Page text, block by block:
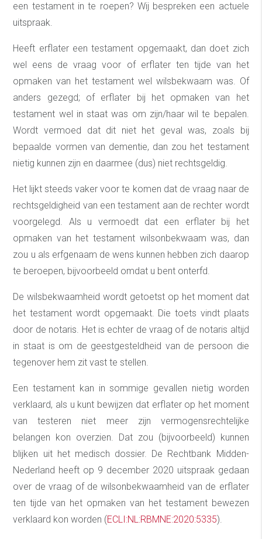
een testament in te roepen? Wij bespreken een actuele
uitspraak.
Heeft erflater een testament opgemaakt, dan doet zich
wel eens de vraag voor of erflater ten tijde van het
opmaken van het testament wel wilsbekwaam was. Of
anders gezegd; of erflater bij het opmaken van het
testament wel in staat was om zijn/haar wil te bepalen.
Wordt vermoed dat dit niet het geval was, zoals bij
bepaalde vormen van dementie, dan zou het testament
nietig kunnen zijn en daarmee (dus) niet rechtsgeldig.
Het lijkt steeds vaker voor te komen dat de vraag naar de
rechtsgeldigheid van een testament aan de rechter wordt
voorgelegd. Als u vermoedt dat een erflater bij het
opmaken van het testament wilsonbekwaam was, dan
zou u als erfgenaam de wens kunnen hebben zich daarop
te beroepen, bijvoorbeeld omdat u bent onterfd.
De wilsbekwaamheid wordt getoetst op het moment dat
het testament wordt opgemaakt. Die toets vindt plaats
door de notaris. Het is echter de vraag of de notaris altijd
in staat is om de geestgesteldheid van de persoon die
tegenover hem zit vast te stellen.
Een testament kan in sommige gevallen nietig worden
verklaard, als u kunt bewijzen dat erflater op het moment
van testeren niet meer zijn vermogensrechtelijke
belangen kon overzien. Dat zou (bijvoorbeeld) kunnen
blijken uit het medisch dossier. De Rechtbank Midden-
Nederland heeft op 9 december 2020 uitspraak gedaan
over de vraag of de wilsonbekwaamheid van de erflater
ten tijde van het opmaken van het testament bewezen
verklaard kon worden (ECLI:NL:RBMNE:2020:5335).